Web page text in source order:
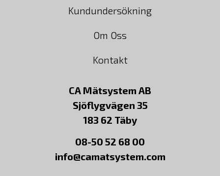
Kundundersökning
Om Oss
Kontakt
CA Mätsystem AB
Sjöflygvägen 35
183 62 Täby
08-50 52 68 00
info@camatsystem.com